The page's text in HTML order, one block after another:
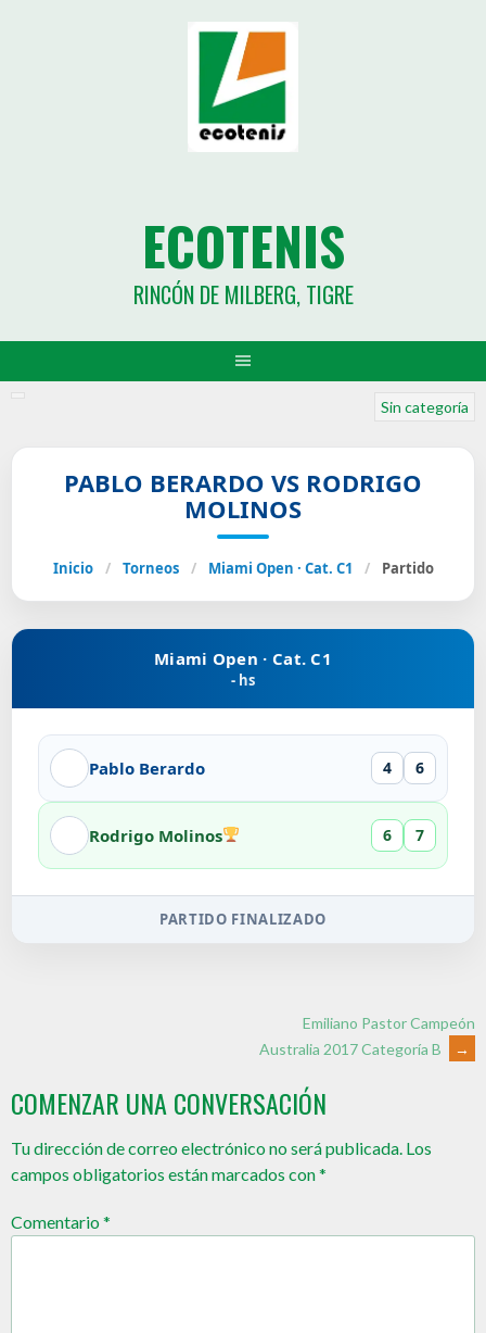
ECOTENIS
RINCÓN DE MILBERG, TIGRE
Sin categoría
PABLO BERARDO VS RODRIGO
MOLINOS
Inicio / Torneos / Miami Open · Cat. C1 / Partido
Miami Open · Cat. C1
- hs
Pablo Berardo 4 6
Rodrigo Molinos 6 7
PARTIDO FINALIZADO
Emiliano Pastor Campeón
Australia 2017 Categoría B
→
COMENZAR UNA CONVERSACIÓN
Tu dirección de correo electrónico no será publicada. Los
campos obligatorios están marcados con*
Comentario*